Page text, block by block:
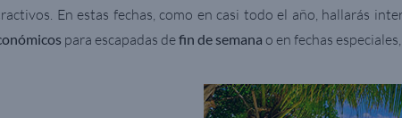
En estas fechas, como en casi todo el año, hallarás
para escapadas defin de semana o en fechas